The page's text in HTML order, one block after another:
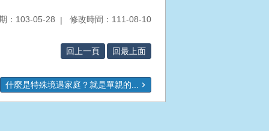
：103-05-28 修改時間：111-08-10
回上一頁 回最上面
什麼是特殊境遇家庭？就是單親的...